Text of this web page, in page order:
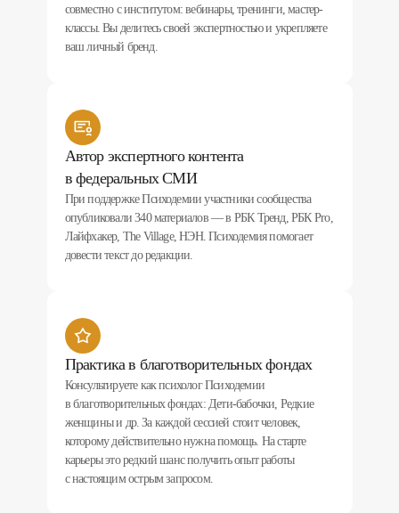
совместно с институтом: вебинары, тренинги, мастер-
классы. Вы делитесь своей экспертностью и укрепляете
ваш личный бренд.
Автор экспертного контента
в федеральных СМИ
При поддержке Психодемии участники сообщества
опубликовали 340 материалов — в РБК Тренд, РБК Pro,
Лайфхакер, The Village, НЭН. Психодемия помогает
довести текст до редакции.
Практика в благотворительных фондах
Консультируете как психолог Психодемии
в благотворительных фондах: Дети-бабочки, Редкие
женщины и др. За каждой сессией стоит человек,
которому действительно нужна помощь. На старте
карьеры это редкий шанс получить опыт работы
с настоящим острым запросом.